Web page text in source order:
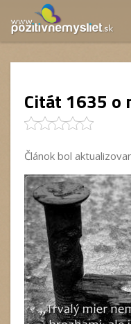
Citát 1635 o
Článok bol